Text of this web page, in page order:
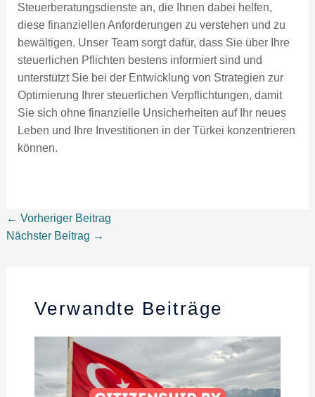
Steuerberatungsdienste an, die Ihnen dabei helfen,
diese finanziellen Anforderungen zu verstehen und zu
bewältigen. Unser Team sorgt dafür, dass Sie über Ihre
steuerlichen Pflichten bestens informiert sind und
unterstützt Sie bei der Entwicklung von Strategien zur
Optimierung Ihrer steuerlichen Verpflichtungen, damit
Sie sich ohne finanzielle Unsicherheiten auf Ihr neues
Leben und Ihre Investitionen in der Türkei konzentrieren
können.
← Vorheriger Beitrag
Nächster Beitrag →
Verwandte Beiträge